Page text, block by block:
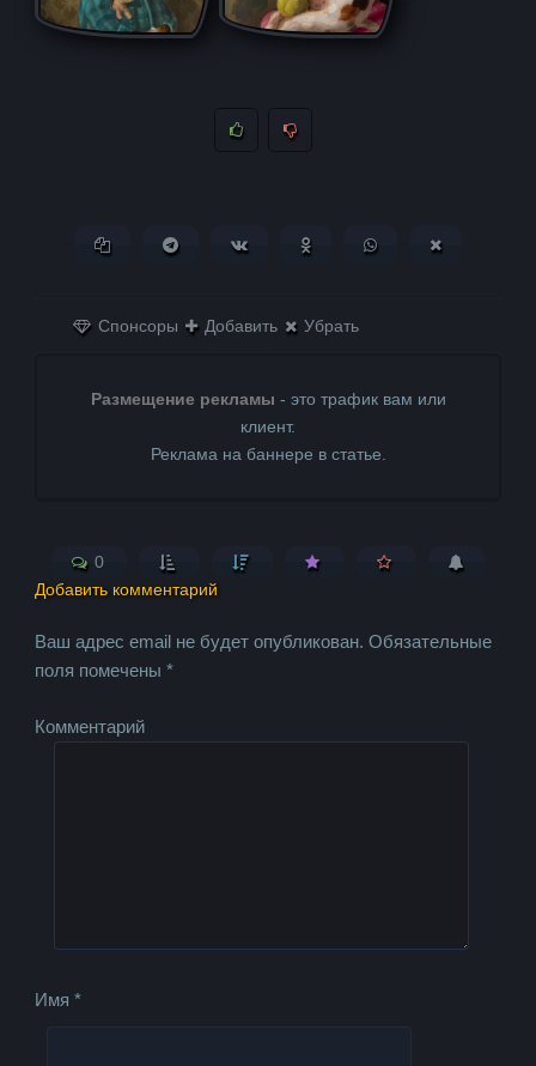
Копировать ссылкуПоделиться в Telegram
Поделиться ВКонтактеПоделиться в
Поделиться в
Спонсоры Добавить Убрать
Размещение рекламы - это трафик вам или
клиент.
Реклама на баннере в статье.
0
Добавить комментарий
Ваш адрес email не будет опубликован. Обязательные
поля помечены*
Комментарий
Имя*